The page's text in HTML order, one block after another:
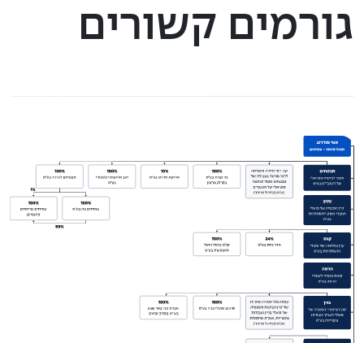
דוחות כספיים
הצבעות באסיפות
מדיניות תגמול מנהלי השקעות
גורמים קשורים
גורמים קשורים